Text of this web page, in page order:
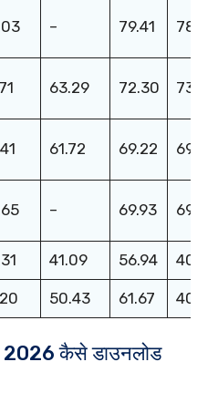
– 79.41 78.79
63.29 72.30 73.05
61.72 69.22 69.97
– 69.93 69.10
41.09 56.94 40.08
50.43 61.67 40.40
2026 कैसे डाउनलोड